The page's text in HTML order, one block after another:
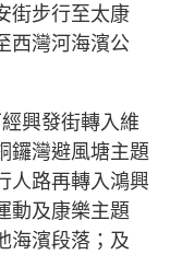
街步行至太康
西灣河海濱公
興發街轉入維
鑼灣避風塘主題
人路再轉入鴻興
動及康樂主題
海濱段落；及